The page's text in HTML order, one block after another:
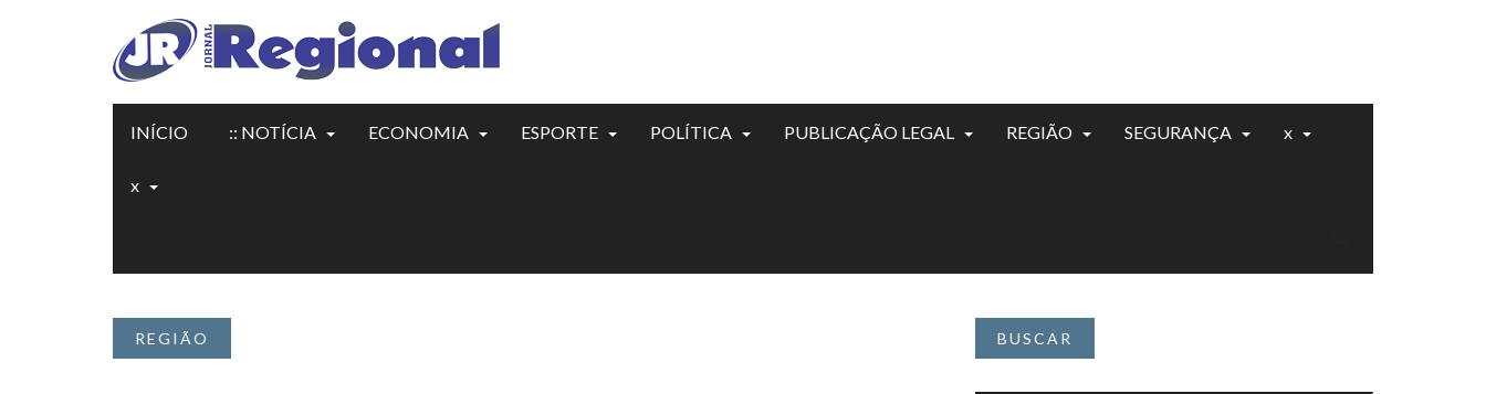
INÍCIO :: NOTÍCIA ECONOMIA ESPORTE POLÍTICA PUBLICAÇÃO LEGAL REGIÃO SEGURANÇA x
x
REGIÃO BUSCAR